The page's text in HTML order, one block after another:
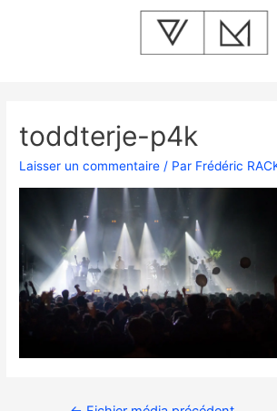
toddterje-p4k
Laisser un commentaire / Par Frédéric